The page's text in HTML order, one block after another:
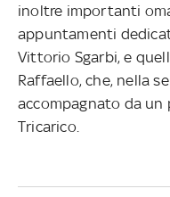
inoltre importanti
appuntamenti
Vittorio Sgarbi, e
Raffaello, che, nella
accompagnato da
Tricarico.